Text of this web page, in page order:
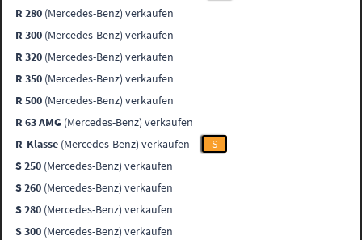
R 280 (Mercedes-Benz) verkaufen
R 300 (Mercedes-Benz) verkaufen
R 320 (Mercedes-Benz) verkaufen
R 350 (Mercedes-Benz) verkaufen
R 500 (Mercedes-Benz) verkaufen
R 63 AMG (Mercedes-Benz) verkaufen
R-Klasse (Mercedes-Benz) verkaufen
S
S 250 (Mercedes-Benz) verkaufen
S 260 (Mercedes-Benz) verkaufen
S 280 (Mercedes-Benz) verkaufen
S 300 (Mercedes-Benz) verkaufen